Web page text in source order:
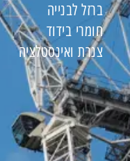
ברזל לבנייה
חומרי בידוד
צנרת ואינסטלציה